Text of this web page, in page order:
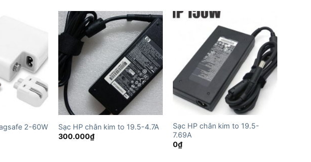
2-60W
Sạc HP chân kim to 19.5-4.7A
300.000₫
Sạc HP chân kim to 19.5-
7.69A
0₫